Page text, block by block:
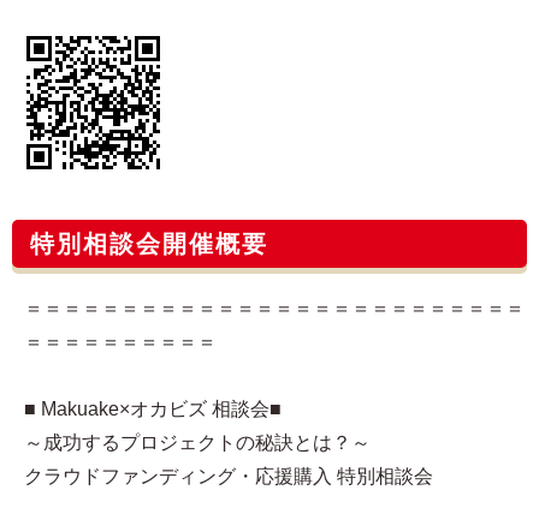
特別相談会開催概要
＝＝＝＝＝＝＝＝＝＝＝＝＝＝＝＝＝＝＝＝＝＝＝＝＝＝
＝＝＝＝＝＝＝＝＝＝
■ Makuake×オカビズ 相談会■
～成功するプロジェクトの秘訣とは？～
クラウドファンディング・応援購入 特別相談会